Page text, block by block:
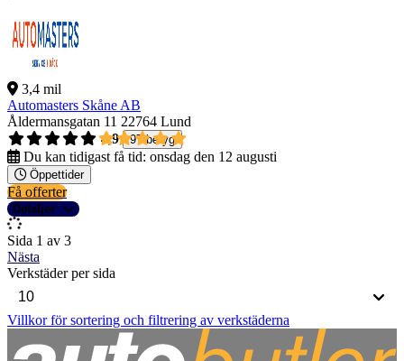
3,4 mil
Automasters Skåne AB
Åldermansgatan 11 22764 Lund
4,9
97 betyg
Du kan tidigast få tid: onsdag den 12 augusti
Öppettider
Få offerter
Detaljer
Sida 1 av 3
Nästa
Verkstäder per sida
Villkor för sortering och filtrering av verkstäderna